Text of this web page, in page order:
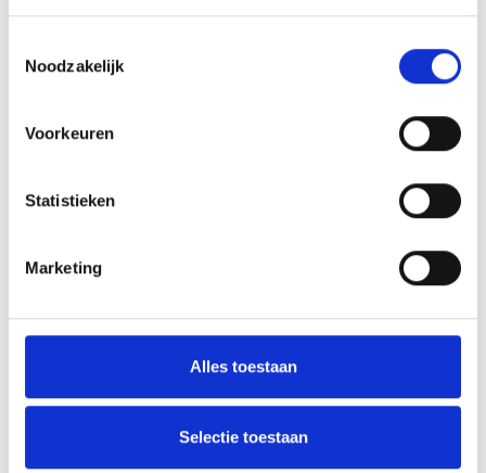
Noodzakelijk
Voorkeuren
Statistieken
Marketing
Alles toestaan
Selectie toestaan
AFSPRAAK MAKEN
PRODUCTEN EN TRAINING